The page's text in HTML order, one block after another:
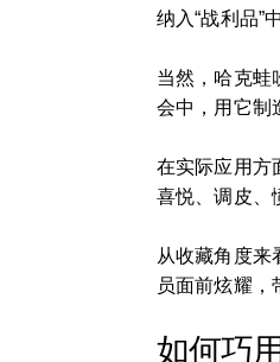
纳入“战利品”
当然，哈克蛙
会中，用它制
在实际应用方
喜悦、调皮、
从收藏角度来
员面前炫耀，
如何巧